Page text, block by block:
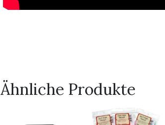
Ähnliche Produkte